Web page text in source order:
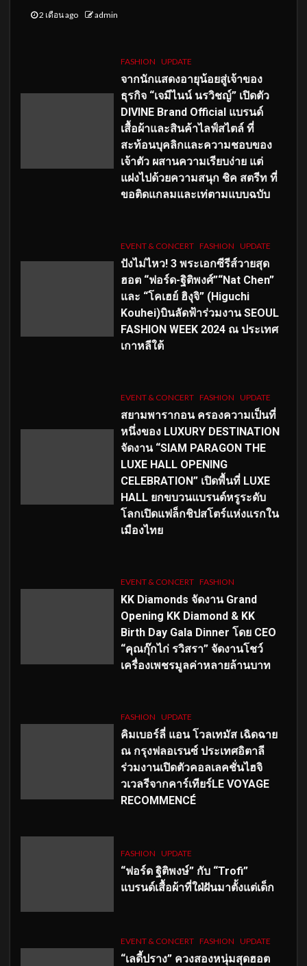
2 เดือน ago admin
FASHION UPDATE
จากนักแสดงอายุน้อยสู่เจ้าของ
ธุรกิจ “เจมีไนน์ นรวิชญ์” เปิดตัว
DIVINE Brand Official แบรนด์
เสื้อผ้าและสินค้าไลฟ์สไตล์ ที่
สะท้อนบุคลิกและความชอบของ
เจ้าตัว ผสานความเรียบง่าย แต่
แฝงไปด้วยความสนุก ชิค สตรีท ที่
ขอติดแกลมและเท่ตามแบบฉบับ
EVENT & CONCERT FASHION UPDATE
ปังไม่ไหว! 3 พระเอกซีรีส์วายสุด
ฮอต “ฟอร์ด-ฐิติพงศ์”“Nat Chen”
และ “โคเฮย์ ฮิงุจิ” (Higuchi
Kouhei)บินลัดฟ้าร่วมงาน SEOUL
FASHION WEEK 2024 ณ ประเทศ
เกาหลีใต้
EVENT & CONCERT FASHION UPDATE
สยามพารากอน ครองความเป็นที่
หนึ่งของ LUXURY DESTINATION
จัดงาน “SIAM PARAGON THE
LUXE HALL OPENING
CELEBRATION” เปิดพื้นที่ LUXE
HALL ยกขบวนแบรนด์หรูระดับ
โลกเปิดแฟล็กชิปสโตร์แห่งแรกใน
เมืองไทย
EVENT & CONCERT FASHION
KK Diamonds จัดงาน Grand
Opening KK Diamond & KK
Birth Day Gala Dinner โดย CEO
“คุณกุ๊กไก่ รวิสรา” จัดงานโชว์
เครื่องเพชรมูลค่าหลายล้านบาท
FASHION UPDATE
คิมเบอร์ลี่ แอน โวลเทมัส เฉิดฉาย
ณ กรุงฟลอเรนซ์ ประเทศอิตาลี
ร่วมงานเปิดตัวคอลเลคชั่นไฮจิ
วเวลรีจากคาร์เทียร์LE VOYAGE
RECOMMENCÉ
FASHION UPDATE
“ฟอร์ด ฐิติพงษ์” กับ “Trofi”
แบรนด์เสื้อผ้าที่ใฝ่ฝันมาตั้งแต่เด็ก
EVENT & CONCERT FASHION UPDATE
“เลดี้ปราง” ควงสองหนุ่มสุดฮอต